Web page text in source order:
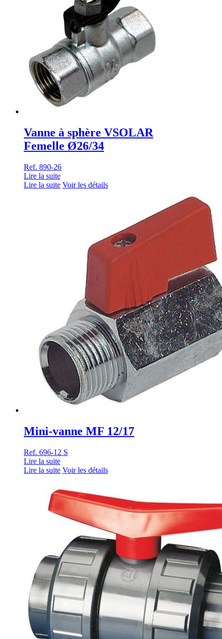
Vanne à sphère VSOLAR
Femelle Ø26/34
Ref. 890-26
Lire la suite
Lire la suite Voir les détails
Mini-vanne MF 12/17
Ref. 696-12 S
Lire la suite
Lire la suite Voir les détails